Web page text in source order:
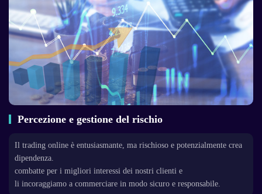
Percezione e gestione del rischio
Il trading online è entusiasmante, ma rischioso e potenzialmente crea
dipendenza.
combatte per i migliori interessi dei nostri clienti e
li incoraggiamo a commerciare in modo sicuro e responsabile.